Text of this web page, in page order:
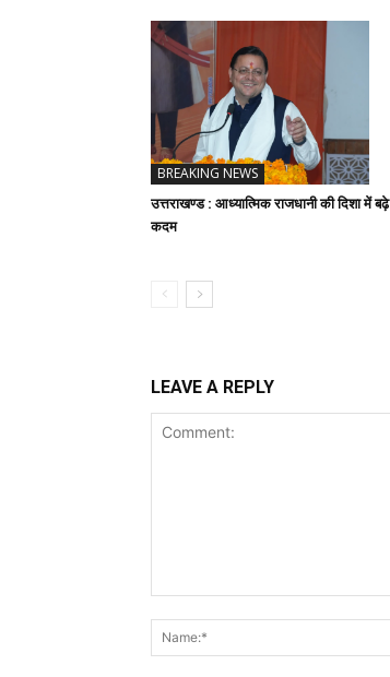
BREAKING NEWS
उत्तराखण्ड : आध्यात्मिक राजधानी की दिशा में बढ़े
कदम
LEAVE A REPLY